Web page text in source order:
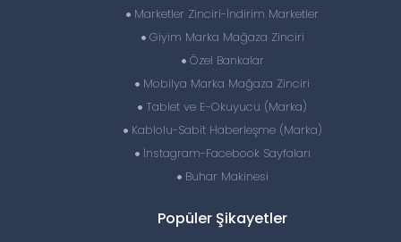
Marketler Zinciri-İndirim Marketler
Giyim Marka Mağaza Zinciri
Özel Bankalar
Mobilya Marka Mağaza Zinciri
Tablet ve E-Okuyucu (Marka)
Kablolu-Sabit Haberleşme (Marka)
İnstagram-Facebook Sayfaları
Buhar Makinesi
Popüler Şikayetler